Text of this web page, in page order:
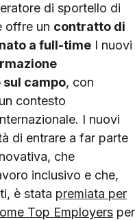
di sportello di
offre un contratto di
a full-time I nuovi
campo, con
contesto
I nuovi
di entrare a far parte
che
inclusivo e che,
è stata premiata per
Top Employers per